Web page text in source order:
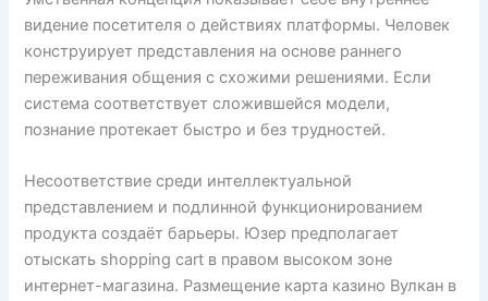
видение посетителя о действиях платформы. Человек
конструирует представления на основе раннего
переживания общения с схожими решениями. Если
система соответствует сложившейся модели,
познание протекает быстро и без трудностей.
Несоответствие среди интеллектуальной
представлением и подлинной функционированием
продукта создаёт барьеры. Юзер предполагает
отыскать shopping cart в правом высоком зоне
интернет-магазина. Размещение карта казино Вулкан в